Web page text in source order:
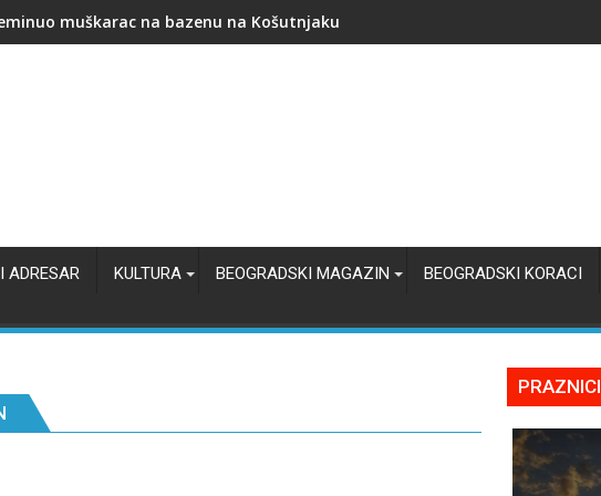
Stari grad: ranac, školski pribor i novčana podrška za polazak u školu
ADRESAR KULTURA BEOGRADSKI MAGAZIN BEOGRADSKI KORACI
PRAZNICI